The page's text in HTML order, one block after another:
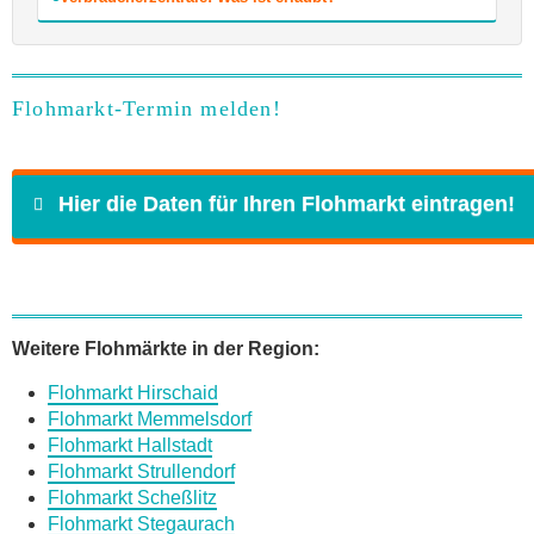
Flohmarkt-Termin melden!
Hier die Daten für Ihren Flohmarkt eintragen!
E-Mail*
Weitere Flohmärkte in der Region:
Flohmarkt Hirschaid
Flohmarkt Memmelsdorf
Flohmarkt Hallstadt
Flohmarkt Strullendorf
Flohmarkt Scheßlitz
Flohmarkt Stegaurach